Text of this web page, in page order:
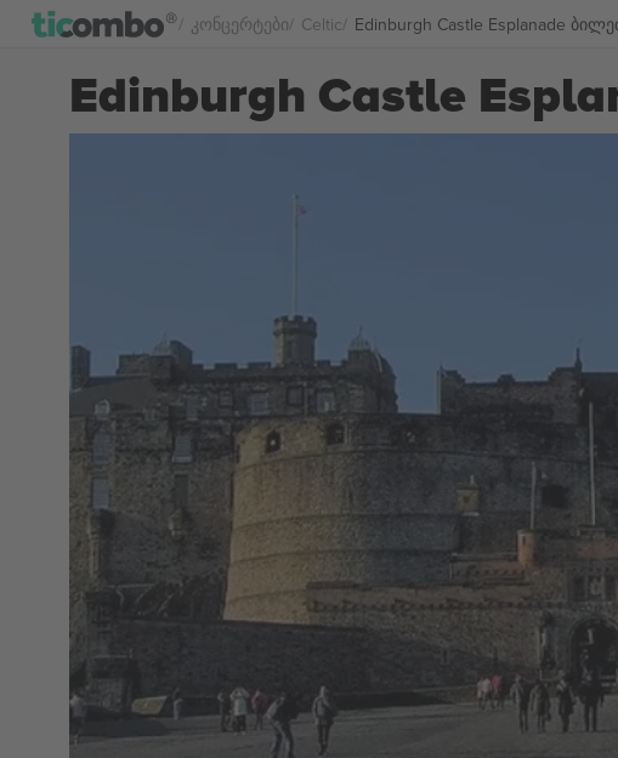
Კონცერტები Celtic Edinburgh Castle Esplanade
Edinburgh Castle